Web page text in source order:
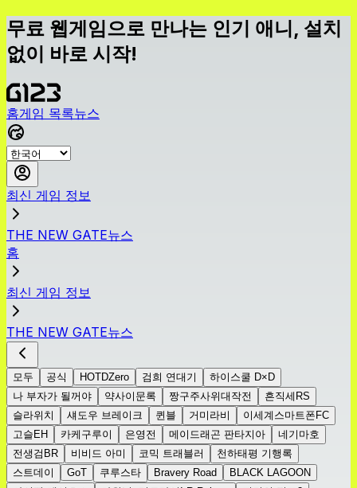
무료 웹게임으로 만나는 인기 애니, 설치
없이 바로 시작!
홈게임 목록뉴스
최신 게임 정보
THE NEW GATE뉴스
홈
최신 게임 정보
THE NEW GATE뉴스
모두 공식 HOTDZero 검희 연대기
하이스쿨 D×D
나 부자가 될꺼야
약사이문록 짱구주사위대작전
흔직세RS
슬라위치
섀도우 브레이크 퀸블 거미라비
이세계스마트폰FC
고슬EH
카케구루이 은영전 메이드래곤 판타지아
네기마호
전생검BR
비비드 아미 코믹 트래블러
천하태평 기행록
스트데이
GoT 쿠루스타 Bravery Road
BLACK LAGOON